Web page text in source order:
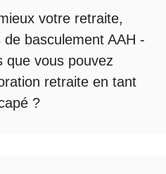
votre retraite,
de basculement AAH -
que vous pouvez
retraite en tant
?